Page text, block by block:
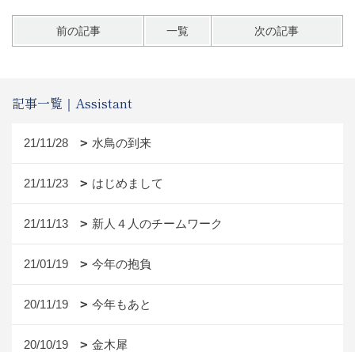
前の記事 一覧 次の記事
記事一覧｜Assistant
21/11/28 水鳥の到来
21/11/23 はじめまして
21/11/13 新人４人のチームワーク
21/01/19 今年の抱負
20/11/19 今年もあと
20/10/19 金木犀